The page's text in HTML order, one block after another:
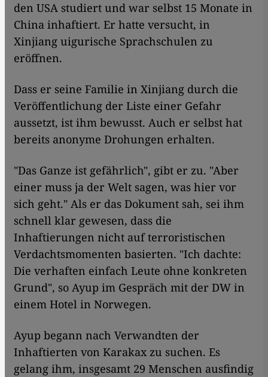
den USA studiert und war selbst 15 Monate in
China inhaftiert. Er hatte versucht, in
Xinjiang uigurische Sprachschulen zu
eröffnen.
Dass er seine Familie in Xinjiang durch die
Veröffentlichung der Liste einer Gefahr
aussetzt, ist ihm bewusst. Auch er selbst hat
bereits anonyme Drohungen erhalten.
"Das Ganze ist gefährlich", gibt er zu. "Aber
einer muss ja der Welt sagen, was hier vor
sich geht." Als er das Dokument sah, sei ihm
schnell klar gewesen, dass die
Inhaftierungen nicht auf terroristischen
Verdachtsmomenten basierten. "Ich dachte:
Die verhaften einfach Leute ohne konkreten
Grund", so Ayup im Gespräch mit der DW in
einem Hotel in Norwegen.
Ayup begann nach Verwandten der
Inhaftierten von Karakax zu suchen. Es
gelang ihm, insgesamt 29 Menschen ausfindig